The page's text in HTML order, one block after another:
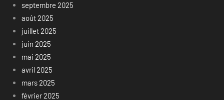
septembre 2025
août 2025
juillet 2025
juin 2025
mai 2025
avril 2025
mars 2025
février 2025